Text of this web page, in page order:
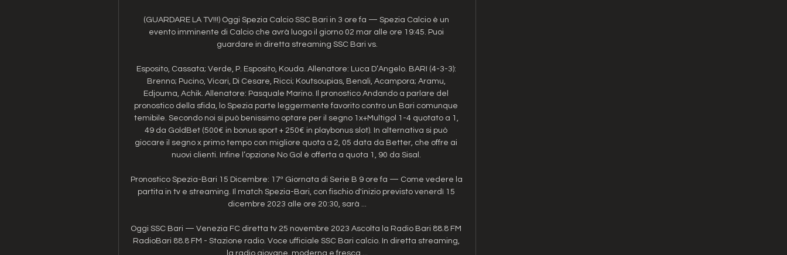
(GUARDARE LA TV!!!) Oggi Spezia Calcio SSC Bari in 3 ore fa — Spezia Calcio è un
evento imminente di Calcio che avrà luogo il giorno 02 mar alle ore 19:45. Puoi
guardare in diretta streaming SSC Bari vs.
Esposito, Cassata; Verde, P. Esposito, Kouda. Allenatore: Luca D’Angelo. BARI (4-3-3):
Brenno; Pucino, Vicari, Di Cesare, Ricci; Koutsoupias, Benali, Acampora; Aramu,
Edjouma, Achik. Allenatore: Pasquale Marino. Il pronostico Andando a parlare del
pronostico della sfida, lo Spezia parte leggermente favorito contro un Bari comunque
temibile. Secondo noi si può benissimo optare per il segno 1x+Multigol 1-4 quotato a 1,
49 da GoldBet (500€ in bonus sport + 250€ in playbonus slot). In alternativa si può
giocare il segno x primo tempo con migliore quota a 2, 05 data da Better, che offre ai
nuovi clienti. Infine l’opzione No Gol è offerta a quota 1, 90 da Sisal.
Pronostico Spezia-Bari 15 Dicembre: 17ª Giornata di Serie B 9 ore fa — Come vedere la
partita in tv e streaming. Il match Spezia-Bari, con fischio d'inizio previsto venerdì 15
dicembre 2023 alle ore 20:30, sarà ...
Oggi SSC Bari — Venezia FC diretta tv 25 novembre 2023 Ascolta la Radio Bari 88.8 FM
RadioBari 88.8 FM - Stazione radio. Voce ufficiale SSC Bari calcio. In diretta streaming,
la radio giovane, moderna e fresca ...